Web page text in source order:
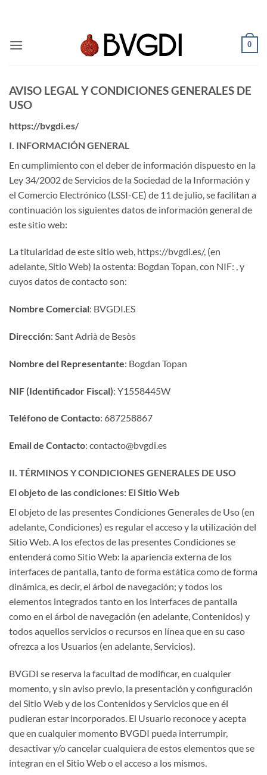
0
AVISO LEGAL Y CONDICIONES GENERALES DE
USO
https://bvgdi.es/
I. INFORMACIÓN GENERAL
En cumplimiento con el deber de información dispuesto en la
Ley 34/2002 de Servicios de la Sociedad de la Información y
el Comercio Electrónico (LSSI-CE) de 11 de julio, se facilitan a
continuación los siguientes datos de información general de
este sitio web:
La titularidad de este sitio web, https://bvgdi.es/, (en
adelante, Sitio Web) la ostenta: Bogdan Topan, con NIF: , y
cuyos datos de contacto son:
Nombre Comercial: BVGDI.ES
Dirección: Sant Adrià de Besòs
Nombre del Representante: Bogdan Topan
NIF (Identificador Fiscal): Y1558445W
Teléfono de Contacto: 687258867
Email de Contacto: contacto@bvgdi.es
II. TÉRMINOS Y CONDICIONES GENERALES DE USO
El objeto de las condiciones: El Sitio Web
El objeto de las presentes Condiciones Generales de Uso (en
adelante, Condiciones) es regular el acceso y la utilización del
Sitio Web. A los efectos de las presentes Condiciones se
entenderá como Sitio Web: la apariencia externa de los
interfaces de pantalla, tanto de forma estática como de forma
dinámica, es decir, el árbol de navegación; y todos los
elementos integrados tanto en los interfaces de pantalla
como en el árbol de navegación (en adelante, Contenidos) y
todos aquellos servicios o recursos en línea que en su caso
ofrezca a los Usuarios (en adelante, Servicios).
BVGDI se reserva la facultad de modificar, en cualquier
momento, y sin aviso previo, la presentación y configuración
del Sitio Web y de los Contenidos y Servicios que en él
pudieran estar incorporados. El Usuario reconoce y acepta
que en cualquier momento BVGDI pueda interrumpir,
desactivar y/o cancelar cualquiera de estos elementos que se
integran en el Sitio Web o el acceso a los mismos.